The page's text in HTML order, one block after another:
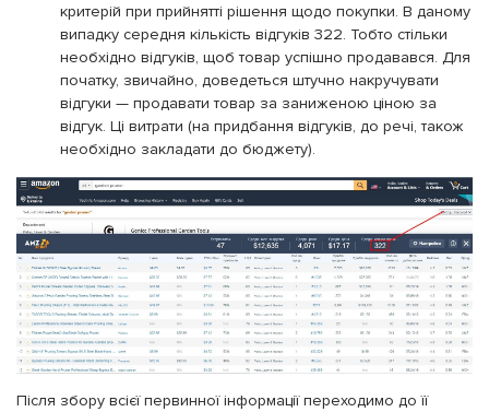
критерій при прийнятті рішення щодо покупки. В даному
випадку середня кількість відгуків 322. Тобто стільки
необхідно відгуків, щоб товар успішно продавався. Для
початку, звичайно, доведеться штучно накручувати
відгуки — продавати товар за заниженою ціною за
відгук. Ці витрати (на придбання відгуків, до речі, також
необхідно закладати до бюджету).
Після збору всієї первинної інформації переходимо до її